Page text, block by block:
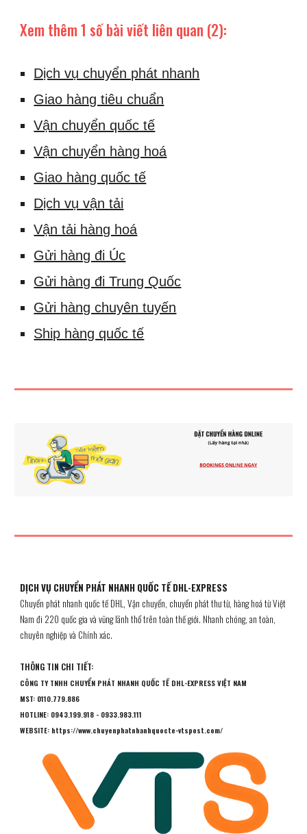
Xem thêm 1 số bài viết liên quan (2):
Dịch vụ chuyển phát nhanh
Giao hàng tiêu chuẩn
Vận chuyển quốc tế
Vận chuyển hàng hoá
Giao hàng quốc tế
Dịch vụ vận tải
Vận tải hàng hoá
Gửi hàng đi Úc
Gửi hàng đi Trung Quốc
Gửi hàng chuyên tuyến
Ship hàng quốc tế
DỊCH VỤ CHUYỂN PHÁT NHANH QUỐC TẾ DHL-EXPRESS
Chuyển phát nhanh quốc tế DHL, Vận chuyển, chuyển phát thư từ, hàng hoá từ Việt
Nam đi 220 quốc gia và vũng lãnh thổ trên toàn thế giới. Nhanh chóng, an toàn,
chuyên nghiệp và Chính xác.
THÔNG TIN CHI TIẾT:
CÔNG TY TNHH CHUYỂN PHÁT NHANH QUỐC TẾ DHL-EXPRESS VIỆT NAM
MST: 0110.779.886
HOTLINE: 0943.199.918 - 0933.983.111
WEBSITE: https://www.chuyenphatnhanhquocte-vtspost.com/